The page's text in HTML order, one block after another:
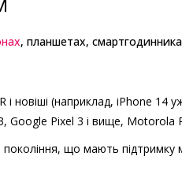
, планшетах,
і новіші (наприклад, iPhone 14
Google Pixel 3 і вище, Motorola
що мають підтримку